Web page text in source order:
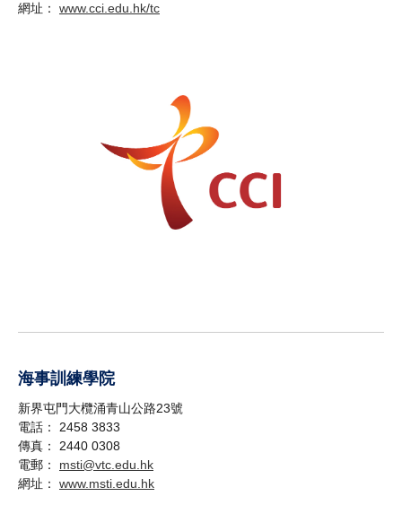
網址： www.cci.edu.hk/tc
海事訓練學院
新界屯門大欖涌青山公路23號
電話： 2458 3833
傳真： 2440 0308
電郵： msti@vtc.edu.hk
網址： www.msti.edu.hk